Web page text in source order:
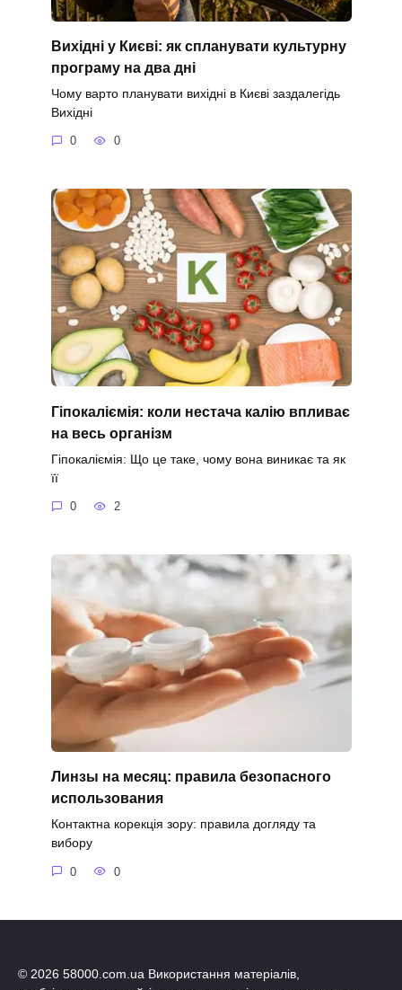
Вихідні у Києві: як спланувати культурну
програму на два дні
Чому варто планувати вихідні в Києві заздалегідь
Вихідні
0 0
Гіпокаліємія: коли нестача калію впливає
на весь організм
Гіпокаліємія: Що це таке, чому вона виникає та як
її
0 2
Линзы на месяц: правила безопасного
использования
Контактна корекція зору: правила догляду та
вибору
0 0
© 2026 58000.com.ua Використання матеріалів,